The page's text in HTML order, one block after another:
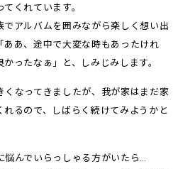
くれています。
でアルバムを囲みながら楽しく想い出
ああ、途中で大変な時もあったけれ
ったなぁ」と、しみじみします。
くなってきましたが、我が家はまだ家
るので、しばらく続けてみようかと
悩んでいらっしゃる方がいたら…